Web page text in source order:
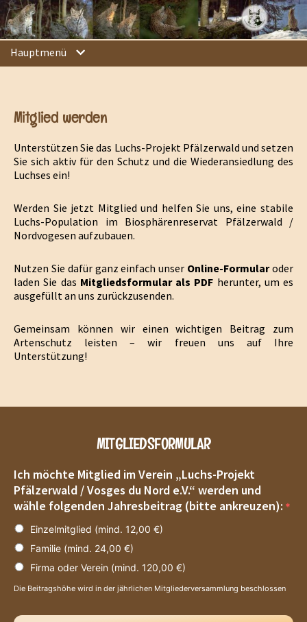
Hauptmenü
Mitglied werden
Unterstützen Sie das Luchs-Projekt Pfälzerwald und setzen
Sie sich aktiv für den Schutz und die Wiederansiedlung des
Luchses ein!
Werden Sie jetzt Mitglied und helfen Sie uns, eine stabile
Luchs-Population im Biosphärenreservat Pfälzerwald /
Nordvogesen aufzubauen.
Nutzen Sie dafür ganz einfach unser Online-Formularoder
laden Sie das Mitgliedsformular als PDF herunter, um es
ausgefüllt an uns zurückzusenden.
Gemeinsam können wir einen wichtigen Beitrag zum
Artenschutz leisten – wir freuen uns auf Ihre
Unterstützung!
MITGLIEDSFORMULAR
Ich möchte Mitglied im Verein „Luchs-Projekt
Pfälzerwald / Vosges du Nord e.V.“ werden und
wähle folgenden Jahresbeitrag (bitte ankreuzen): *
Einzelmitglied (mind. 12,00 €)
Familie (mind. 24,00 €)
Firma oder Verein (mind. 120,00 €)
Die Beitragshöhe wird in der jährlichen Mitgliederversammlung beschlossen